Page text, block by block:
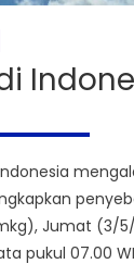
Jumat (3/
pukul 07.00